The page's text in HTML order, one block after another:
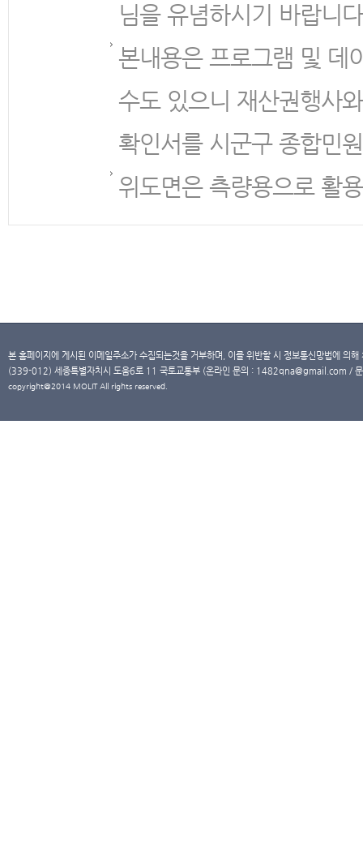
님을 유념하시기 바랍니
본내용은 프로그램 및 데
수도 있으니 재산권행사
확인서를 시군구 종합민
위도면은 측량용으로 활
본 홈페이지에 게시된 이메일주소가 수집되는것을 거부하며, 이를 위반할 시 정보통신망법에 의
(339-012) 세종특별자치시 도움6로 11 국토교통부 (온라인 문의 : 1482qna@gmail.com /
copyright@2014 MOLIT All rights reserved.